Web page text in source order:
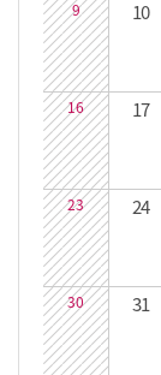
9 10
16 17
23 24
30 31